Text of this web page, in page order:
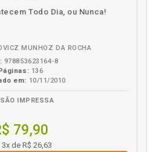
Todo Dia, ou Nunca!
MUNHOZ DA ROCHA
978853623164-8
136
em: 10/11/2010
IMPRESSA
79,90
3x de R$ 26,63